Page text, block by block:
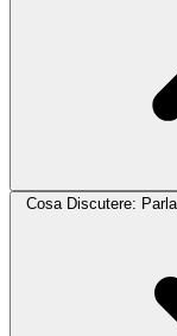
Cosa Discutere: